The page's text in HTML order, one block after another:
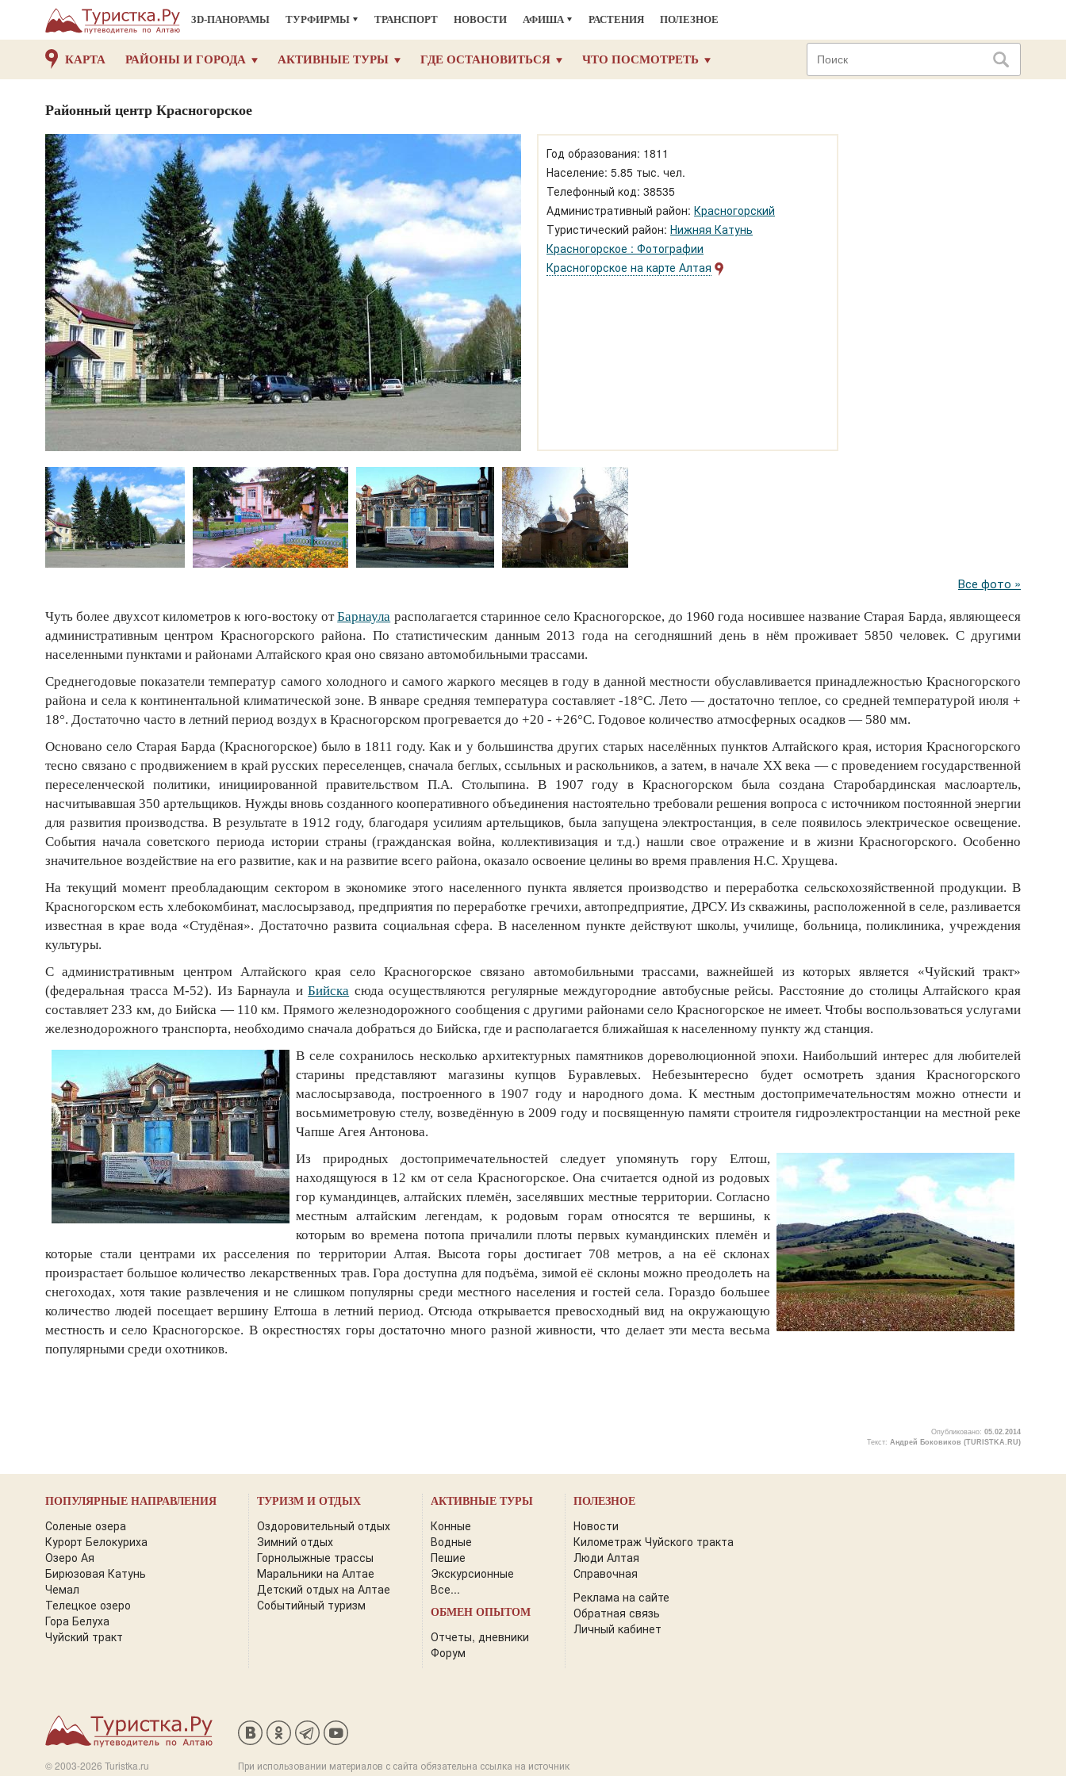
3D-ПАНОРАМЫ ТУРФИРМЫ ТРАНСПОРТ НОВОСТИ АФИША РАСТЕНИЯ ПОЛЕЗНОЕ
КАРТА РАЙОНЫ И ГОРОДА АКТИВНЫЕ ТУРЫ ГДЕ ОСТАНОВИТЬСЯ ЧТО ПОСМОТРЕТЬ
Районный центр Красногорское
Год образования: 1811
Население: 5.85 тыс. чел.
Телефонный код: 38535
Административный район: Красногорский
Туристический район: Нижняя Катунь
Красногорское : Фотографии
Красногорское на карте Алтая
Все фото »
Чуть более двухсот километров к юго-востоку отБарнаула располагается старинное село Красногорское, до 1960 года носившее название Старая Барда, являющееся
административным центром Красногорского района. По статистическим данным 2013 года на сегодняшний день в нём проживает 5850 человек. С другими
населенными пунктами и районами Алтайского края оно связано автомобильными трассами.
Среднегодовые показатели температур самого холодного и самого жаркого месяцев в году в данной местности обуславливается принадлежностью Красногорского
района и села к континентальной климатической зоне. В январе средняя температура составляет -18°С. Лето — достаточно теплое, со средней температурой июля +
18°. Достаточно часто в летний период воздух в Красногорском прогревается до +20 - +26°С. Годовое количество атмосферных осадков — 580 мм.
Основано село Старая Барда (Красногорское) было в 1811 году. Как и у большинства других старых населённых пунктов Алтайского края, история Красногорского
тесно связано с продвижением в край русских переселенцев, сначала беглых, ссыльных и раскольников, а затем, в начале ХХ века — с проведением государственной
переселенческой политики, инициированной правительством П.А. Столыпина. В 1907 году в Красногорском была создана Старобардинская маслоартель,
насчитывавшая 350 артельщиков. Нужды вновь созданного кооперативного объединения настоятельно требовали решения вопроса с источником постоянной энергии
для развития производства. В результате в 1912 году, благодаря усилиям артельщиков, была запущена электростанция, в селе появилось электрическое освещение.
События начала советского периода истории страны (гражданская война, коллективизация и т.д.) нашли свое отражение и в жизни Красногорского. Особенно
значительное воздействие на его развитие, как и на развитие всего района, оказало освоение целины во время правления Н.С. Хрущева.
На текущий момент преобладающим сектором в экономике этого населенного пункта является производство и переработка сельскохозяйственной продукции. В
Красногорском есть хлебокомбинат, маслосырзавод, предприятия по переработке гречихи, автопредприятие, ДРСУ. Из скважины, расположенной в селе, разливается
известная в крае вода «Студёная». Достаточно развита социальная сфера. В населенном пункте действуют школы, училище, больница, поликлиника, учреждения
культуры.
С административным центром Алтайского края село Красногорское связано автомобильными трассами, важнейшей из которых является «Чуйский тракт»
(федеральная трасса М-52). Из Барнаула иБийска сюда осуществляются регулярные междугородние автобусные рейсы. Расстояние до столицы Алтайского края
составляет 233 км, до Бийска — 110 км. Прямого железнодорожного сообщения с другими районами село Красногорское не имеет. Чтобы воспользоваться услугами
железнодорожного транспорта, необходимо сначала добраться до Бийска, где и располагается ближайшая к населенному пункту жд станция.
В селе сохранилось несколько архитектурных памятников дореволюционной эпохи. Наибольший интерес для любителей
старины представляют магазины купцов Буравлевых. Небезынтересно будет осмотреть здания Красногорского
маслосырзавода, построенного в 1907 году и народного дома. К местным достопримечательностям можно отнести и
восьмиметровую стелу, возведённую в 2009 году и посвященную памяти строителя гидроэлектростанции на местной реке
Чапше Агея Антонова.
Из природных достопримечательностей следует упомянуть гору Елтош,
находящуюся в 12 км от села Красногорское. Она считается одной из родовых
гор кумандинцев, алтайских племён, заселявших местные территории. Согласно
местным алтайским легендам, к родовым горам относятся те вершины, к
которым во времена потопа причалили плоты первых кумандинских племён и
которые стали центрами их расселения по территории Алтая. Высота горы достигает 708 метров, а на её склонах
произрастает большое количество лекарственных трав. Гора доступна для подъёма, зимой её склоны можно преодолеть на
снегоходах, хотя такие развлечения и не слишком популярны среди местного населения и гостей села. Гораздо большее
количество людей посещает вершину Елтоша в летний период. Отсюда открывается превосходный вид на окружающую
местность и село Красногорское. В окрестностях горы достаточно много разной живности, что делает эти места весьма
популярными среди охотников.
Опубликовано: 05.02.2014
Текст: Андрей Боковиков (TURISTKA.RU)
ПОПУЛЯРНЫЕ НАПРАВЛЕНИЯ
Соленые озера
Курорт Белокуриха
Озеро Ая
Бирюзовая Катунь
Чемал
Телецкое озеро
Гора Белуха
Чуйский тракт
ТУРИЗМ И ОТДЫХ
Оздоровительный отдых
Зимний отдых
Горнолыжные трассы
Маральники на Алтае
Детский отдых на Алтае
Событийный туризм
АКТИВНЫЕ ТУРЫ
Конные
Водные
Пешие
Экскурсионные
Все...
ОБМЕН ОПЫТОМ
Отчеты, дневники
Форум
ПОЛЕЗНОЕ
Новости
Километраж Чуйского тракта
Люди Алтая
Справочная
Реклама на сайте
Обратная связь
Личный кабинет
© 2003-2026 Turistka.ru При использовании материалов с сайта обязательна ссылка на источник